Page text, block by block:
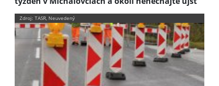
Zdroj: TASR, Neuvedený